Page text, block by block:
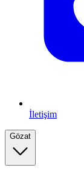
İletişim
Gözat